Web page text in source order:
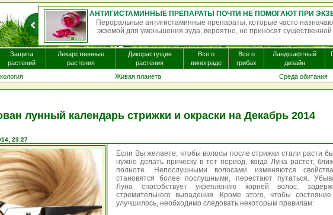
АНТИГИСТАМИННЫЕ ПРЕПАРАТЫ ПОЧТИ НЕ ПОМОГАЮТ ПРИ ЭКЗЕМЕ И МОГУТ ВЫЗЫВАТЬ ПОБОЧНЫЕ ЭФФЕКТЫ
с
Бол...
Однократная доза псилоцибина — психоактивного вещества,
некоторых видах галлюциногенных грибов, — может вызывать
Защита
растений
Лекарственные
растения
Дикорастущие
растения
Все о
винограде
Все о
грибах
Ландшафтный
дизайн
Живая планета Среда обитания
лунный календарь стрижки и окраски на Декабрь 2014
23:27
Если Вы желаете, чтобы волосы после стрижки стали расти
нужно делать прическу в тот период, когда Луна растет,
полноте. Непослушными волосами изменяются
становятся более послушными, перестают путаться.
Луна способствует укреплению корней волос,
стремительного выпадения. Кроме этого, чтобы
улучшилось, необходимо следовать некоторым правилам: